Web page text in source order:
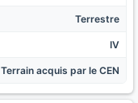
Terrestre
IV
Terrain acquis par le CEN